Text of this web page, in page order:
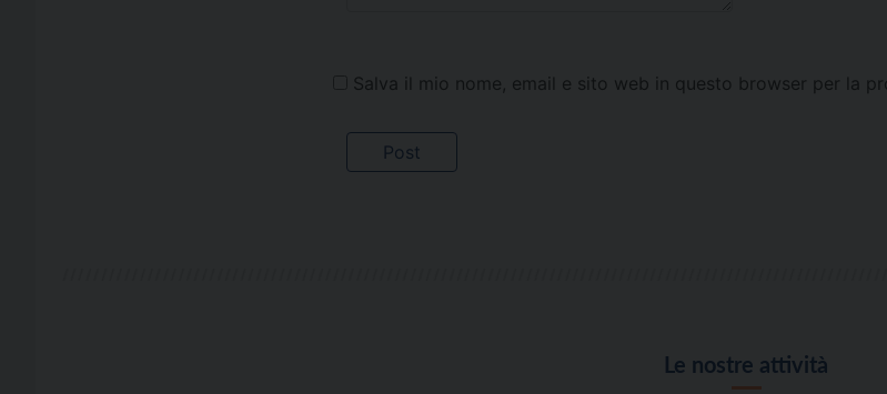
Salva il mio nome, email e sito web in questo browser per la
Le nostre attività